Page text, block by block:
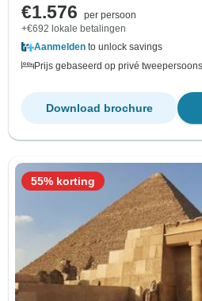
€1.576
per persoon
+€692 lokale betalingen
Aanmelden to unlock savings
Prijs gebaseerd op privé
Download brochure
55% korting